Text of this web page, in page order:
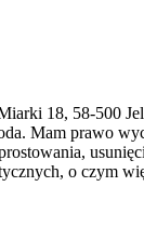
18, 58-500
Mam prawo
o czym